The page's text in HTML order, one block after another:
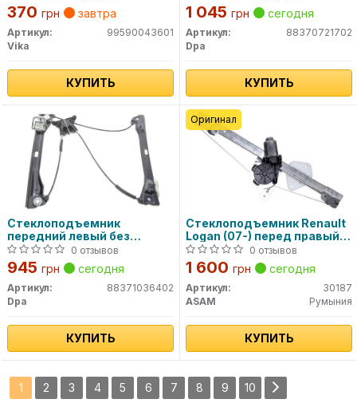
(99590043601) vika
370 грн завтра
Артикул:
99590043601
Vika
КУПИТЬ
(88370721702) DPA
1 045 грн сегодня
Артикул:
88370721702
Dpa
КУПИТЬ
Стеклоподъемник
передний левый без
моторчика (88371036402)
DPA
0 отзывов
945 грн сегодня
Артикул:
88371036402
Dpa
КУПИТЬ
Стеклоподъемник Renault
Logan (07-) перед правый
(электр) в сборе (30187)
Asam
0 отзывов
1 600 грн сегодня
Артикул:
30187
ASAM
Румыния
КУПИТЬ
Оригинал
1 2 3 4 5 6 7 8 9 10